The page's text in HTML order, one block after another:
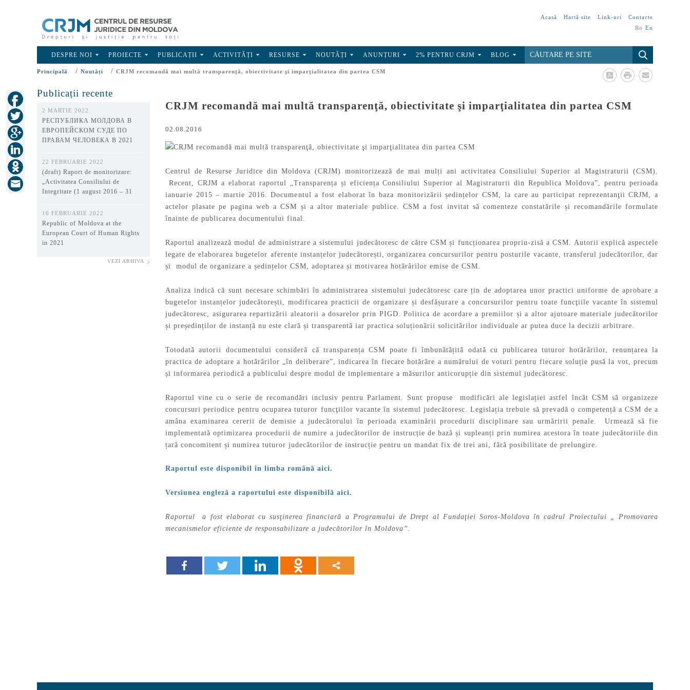
Acasă Hartă site Link-uri
Contacte
Ro En
DESPRE NOI PROIECTE PUBLICAȚII ACTIVITĂȚI RESURSE NOUTĂȚI ANUNȚURI 2% PENTRU CRJM BLOG
Principală / Noutăți / CRJM recomandă mai multă transparenţă, obiectivitate şi imparţialitatea din partea CSM
Publicații recente
2 MARTIE 2022
РЕСПУБЛИКА МОЛДОВА В
ЕВРОПЕЙСКОМ СУДЕ ПО
ПРАВАМ ЧЕЛОВЕКА В 2021
22 FEBRUARIE 2022
(draft) Raport de monitorizare:
„Activitatea Consiliului de
Integritate (1 august 2016 – 31
16 FEBRUARIE 2022
Republic of Moldova at the
European Court of Human Rights
in 2021
VEZI ARHIVA
CRJM recomandă mai multă transparenţă, obiectivitate şi imparţialitatea din partea CSM
02.08.2016
Centrul de Resurse Juridice din Moldova (CRJM) monitorizează de mai mulți ani activitatea Consiliului Superior al Magistraturii (CSM).
Recent, CRJM a elaborat raportul „Transparența și eficiența Consiliului Superior al Magistraturii din Republica Moldova”, pentru perioada
ianuarie 2015 – martie 2016. Documentul a fost elaborat în baza monitorizării ședințelor CSM, la care au participat reprezentanţii CRJM, a
actelor plasate pe pagina web a CSM și a altor materiale publice. CSM a fost invitat să comenteze constatările și recomandările formulate
înainte de publicarea documentului final.
Raportul analizează modul de administrare a sistemului judecătoresc de către CSM și funcționarea propriu-zisă a CSM. Autorii explică aspectele
legate de elaborarea bugetelor aferente instanțelor judecătorești, organizarea concursurilor pentru posturile vacante, transferul judecătorilor, dar
și modul de organizare a ședințelor CSM, adoptarea și motivarea hotărârilor emise de CSM.
Analiza indică că sunt necesare schimbări în administrarea sistemului judecătoresc care țin de adoptarea unor practici uniforme de aprobare a
bugetelor instanțelor judecătorești, modificarea practicii de organizare și desfășurare a concursurilor pentru toate funcţiile vacante în sistemul
judecătoresc, asigurarea repartizării aleatorii a dosarelor prin PIGD. Politica de acordare a premiilor și a altor ajutoare materiale judecătorilor
și președinților de instanță nu este clară și transparentă iar practica soluționării solicitărilor individuale ar putea duce la decizii arbitrare.
Totodată autorii documentului consideră că transparența CSM poate fi îmbunătățită odată cu publicarea tuturor hotărârilor, renunțarea la
practica de adoptare a hotărârilor „în deliberare”, indicarea în fiecare hotărâre a numărului de voturi pentru fiecare soluție pusă la vot, precum
și informarea periodică a publicului despre modul de implementare a măsurilor anticorupție din sistemul judecătoresc.
Raportul vine cu o serie de recomandări inclusiv pentru Parlament. Sunt propuse modificări ale legislației astfel încât CSM să organizeze
concursuri periodice pentru ocuparea tuturor funcţiilor vacante în sistemul judecătoresc. Legislația trebuie să prevadă o competență a CSM de a
amâna examinarea cererii de demisie a judecătorului în perioada examinării procedurii disciplinare sau urmăririi penale. Urmează să fie
implementată optimizarea procedurii de numire a judecătorilor de instrucție de bază și supleanți prin numirea acestora în toate judecătoriile din
țară concomitent și numirea tuturor judecătorilor de instrucție pentru un mandat fix de trei ani, fără posibilitate de prelungire.
Raportul este disponibil în limba română aici.
Versiunea engleză a raportului este disponibilă aici.
Raportul a fost elaborat cu susţinerea financiară a Programului de Drept al Fundaţiei Soros-Moldova în cadrul Proiectului „ Promovarea
mecanismelor eficiente de responsabilizare a judecătorilor în Moldova”.